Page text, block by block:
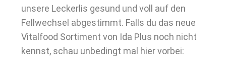
unsere Leckerlis gesund und voll auf den
Fellwechsel abgestimmt. Falls du das neue
Vitalfood Sortiment von Ida Plus noch nicht
kennst, schau unbedingt mal hier vorbei: